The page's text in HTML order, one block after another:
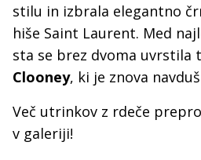
stilu in izbrala elegantno
hiše Saint Laurent. Med
sta se brez dvoma uvrstila
Clooney, ki je znova
Več utrinkov z rdeče
v galeriji!